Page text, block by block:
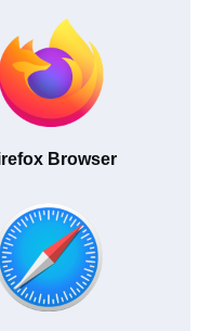
Browser